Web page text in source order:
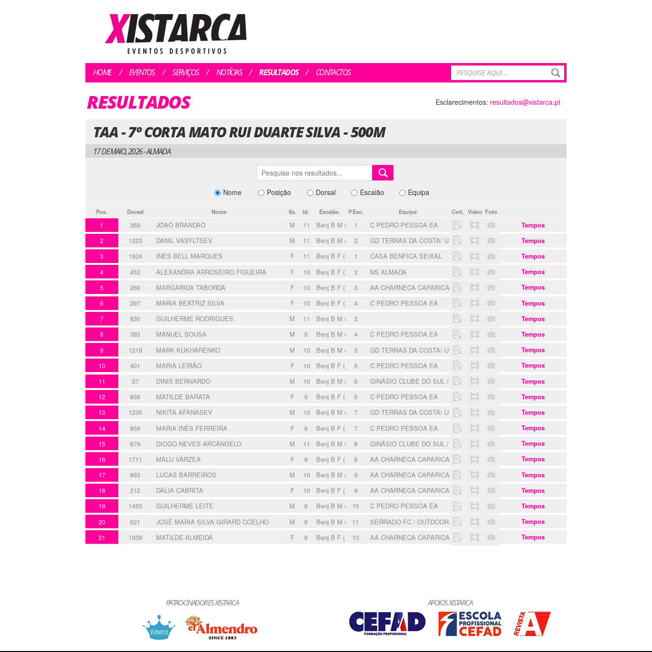
HOME EVENTOS SERVIÇOS NOTÍCIAS RESULTADOS CONTACTOS
RESULTADOS Esclarecimentos: resultados@xistarca.pt
TAA - 7º CORTA MATO RUI DUARTE SILVA - 500M
17 DE MAIO, 2026 - ALMADA
Nome Posição Dorsal Escalão Equipa
Pos. Dorsal Nome Sx. Id. Escalão P.Esc. Equipa Cert. Video Foto
1 369 JOAO BRANDAO M 11 Benj B M (2015-2016)
1 C PEDRO PESSOA EA Tempos
2 1223 DANIL VASYLTSEV M 11 Benj B M (2015-2016)
2 GD TERRAS DA COSTA/ UKRAINE Tempos
3 1924 INES BELL MARQUES F 11 Benj B F (2015-2016)
1 CASA BENFICA SEIXAL Tempos
4 453 ALEXANDRA ARROSEIRO FIGUEIRA F 10 Benj B F (2015-2016)
2 NS ALMADA Tempos
5 269 MARGARIDA TABORDA F 10 Benj B F (2015-2016)
3 AA CHARNECA CAPARICA Tempos
6 397 MARIA BEATRIZ SILVA F 10 Benj B F (2015-2016)
4 C PEDRO PESSOA EA Tempos
7 830 GUILHERME RODRIGUES M 11 Benj B M (2015-2016)
3 Tempos
8 393 MANUEL SOUSA M 9 Benj B M (2015-2016)
4 C PEDRO PESSOA EA Tempos
9 1219 MARK KUKHARENKO M 10 Benj B M (2015-2016)
5 GD TERRAS DA COSTA/ UKRAINE Tempos
10 401 MARIA LEIRÃO F 10 Benj B F (2015-2016)
5 C PEDRO PESSOA EA Tempos
11 57 DINIS BERNARDO M 10 Benj B M (2015-2016)
6 GINÁSIO CLUBE DO SUL / 2800 MOVE Tempos
12 858 MATILDE BARATA F 9 Benj B F (2015-2016)
6 C PEDRO PESSOA EA Tempos
13 1236 NIKITA AFANASEV M 10 Benj B M (2015-2016)
7 GD TERRAS DA COSTA/ UKRAINE Tempos
14 859 MARIA INÊS FERREIRA F 9 Benj B F (2015-2016)
7 C PEDRO PESSOA EA Tempos
15 979 DIOGO NEVES ARCÂNGELO M 11 Benj B M (2015-2016)
8 GINÁSIO CLUBE DO SUL / 2800 MOVE Tempos
16 1711 MALU VÁRZEA F 9 Benj B F (2015-2016)
8 AA CHARNECA CAPARICA Tempos
17 893 LUCAS BARREIROS M 10 Benj B M (2015-2016)
9 AA CHARNECA CAPARICA Tempos
18 212 DÁLIA CABRITA F 10 Benj B F (2015-2016)
9 AA CHARNECA CAPARICA Tempos
19 1455 GUILHERME LEITE M 9 Benj B M (2015-2016)
10 C PEDRO PESSOA EA Tempos
20 621 JOSÉ MARIA SILVA GIRARD COELHO M 9 Benj B M (2015-2016)
11 SERRADO FC / OUTDOOR TRAINING CAMP Tempos
21 1939 MATILDE ALMEIDA F 9 Benj B F (2015-2016)
10 AA CHARNECA CAPARICA Tempos
PATROCINADORES XISTARCA APOIOS XISTARCA